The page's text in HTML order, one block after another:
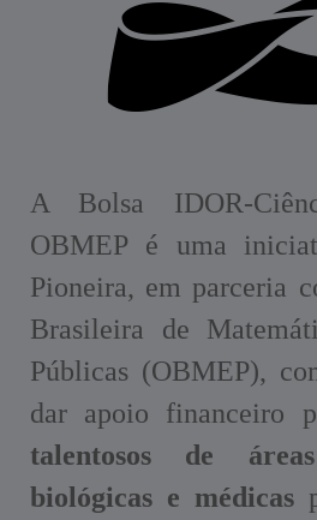
A Bolsa IDOR-
OBMEP é uma
Pioneira, em parceria
Brasileira de
Públicas (OBMEP),
dar apoio financeiro
talentosos de
biológicas e médicas